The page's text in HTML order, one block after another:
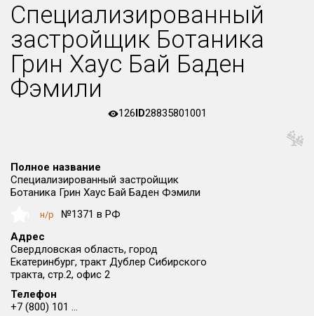
Район в регионе
Все
Населённый пункт
Все
Общая площадь, м²
от до
от
Специализированный
застройщик Ботаника
Грин Хаус Бай Баден
Фэмили
126ID28835801001
Полное название
Специализированный застройщик
Ботаника Грин Хаус Бай Баден Фэмили
н/р
№1371 в РФ
Адрес
Свердловская область, город
Екатеринбург, тракт Дублер Сибирского
тракта, стр.2, офис 2
Телефон
+7 (800) 101 ...